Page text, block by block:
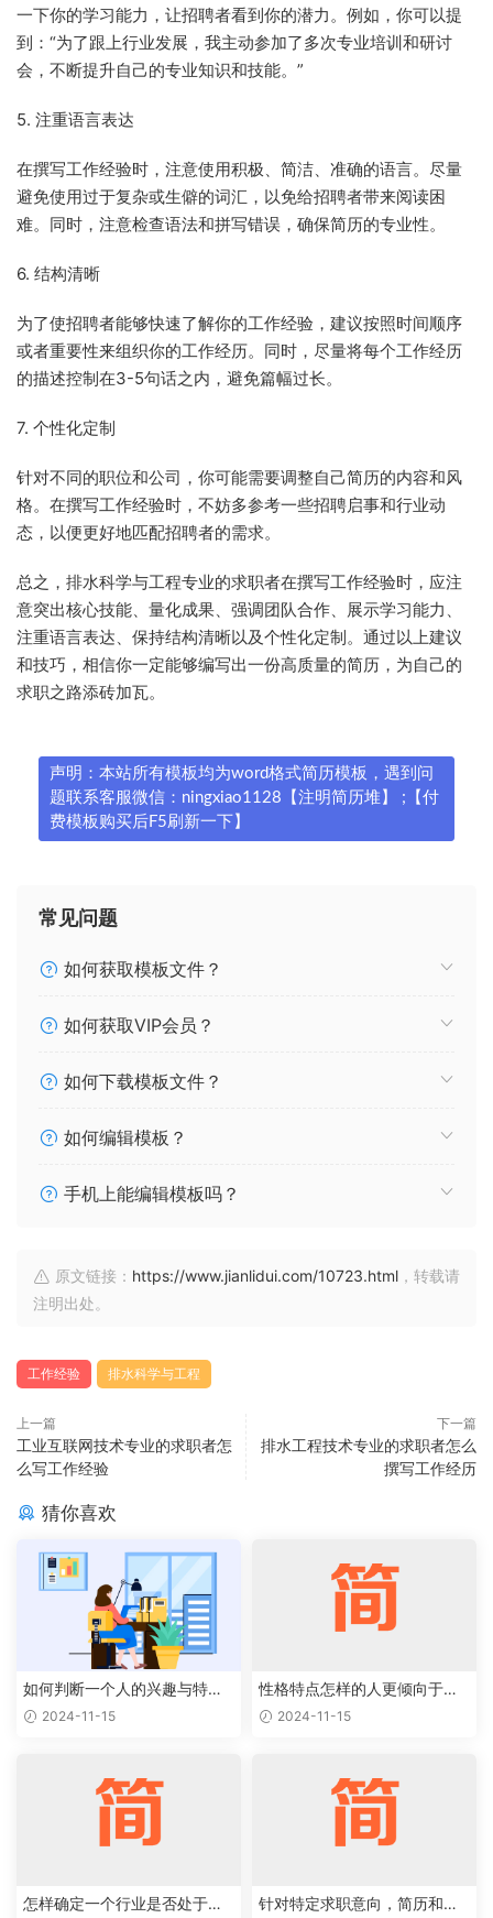
一下你的学习能力，让招聘者看到你的潜力。例如，你可以提
到：“为了跟上行业发展，我主动参加了多次专业培训和研讨
会，不断提升自己的专业知识和技能。”
5. 注重语言表达
在撰写工作经验时，注意使用积极、简洁、准确的语言。尽量
避免使用过于复杂或生僻的词汇，以免给招聘者带来阅读困
难。同时，注意检查语法和拼写错误，确保简历的专业性。
6. 结构清晰
为了使招聘者能够快速了解你的工作经验，建议按照时间顺序
或者重要性来组织你的工作经历。同时，尽量将每个工作经历
的描述控制在3-5句话之内，避免篇幅过长。
7. 个性化定制
针对不同的职位和公司，你可能需要调整自己简历的内容和风
格。在撰写工作经验时，不妨多参考一些招聘启事和行业动
态，以便更好地匹配招聘者的需求。
总之，排水科学与工程专业的求职者在撰写工作经验时，应注
意突出核心技能、量化成果、强调团队合作、展示学习能力、
注重语言表达、保持结构清晰以及个性化定制。通过以上建议
和技巧，相信你一定能够编写出一份高质量的简历，为自己的
求职之路添砖加瓦。
声明：本站所有模板均为word格式简历模板，遇到问
题联系客服微信：ningxiao1128【注明简历堆】 ;【付
费模板购买后F5刷新一下】
常见问题
如何获取模板文件？
如何获取VIP会员？
如何下载模板文件？
如何编辑模板？
手机上能编辑模板吗？
原文链接： https://www.jianlidui.com/10723.html ，转载请
注明出处。
工作经验 排水科学与工程
上一篇
工业互联网技术专业的求职者怎
么写工作经验
下一篇
排水工程技术专业的求职者怎么
撰写工作经历
猜你喜欢
如何判断一个人的兴趣与特定
职业能够完美结合
2024-11-15
性格特点怎样的人更倾向于特
定类型的工作岗位
2024-11-15
怎样确定一个行业是否处于上
针对特定求职意向，简历和求